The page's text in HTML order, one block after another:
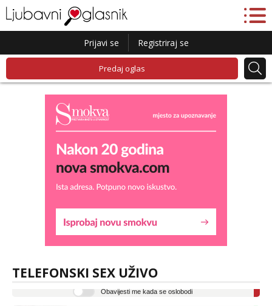
Prijavi se Registriraj se
Predaj oglas
TELEFONSKI SEX UŽIVO
tel:0,93€ - mob:1,12€ min